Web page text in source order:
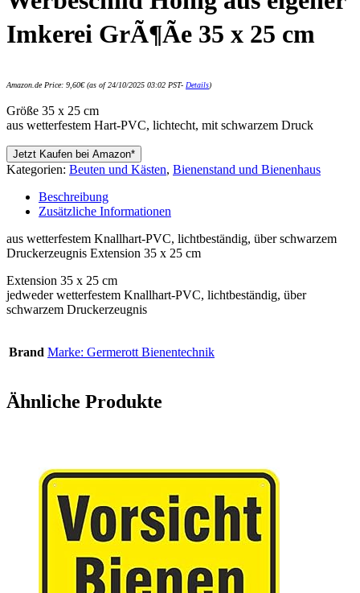
Imkerei GrÃ¶Ãe 35 x 25 cm
Amazon.de Price: 9,60€(as of 24/10/2025 03:02 PST- Details)
Größe 35 x 25 cm
aus wetterfestem Hart-PVC, lichtecht, mit schwarzem Druck
Jetzt Kaufen bei Amazon*
Kategorien: Beuten und Kästen, Bienenstand und Bienenhaus
Beschreibung
Zusätzliche Informationen
aus wetterfestem Knallhart-PVC, lichtbeständig, über schwarzem
Druckerzeugnis Extension 35 x 25 cm
Extension 35 x 25 cm
jedweder wetterfestem Knallhart-PVC, lichtbeständig, über
schwarzem Druckerzeugnis
Brand Marke: Germerott Bienentechnik
Ähnliche Produkte